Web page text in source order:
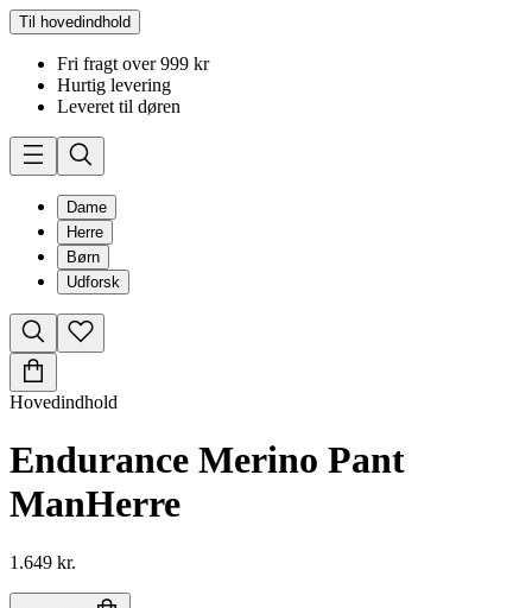
Til hovedindhold
Fri fragt over 999 kr
Hurtig levering
Leveret til døren
Dame
Herre
Børn
Udforsk
Hovedindhold
Endurance Merino Pant
ManHerre
1.649 kr.